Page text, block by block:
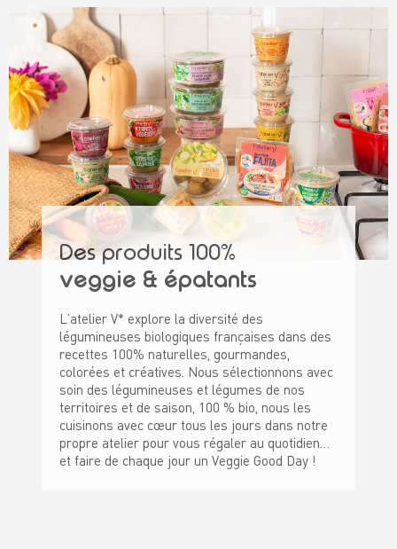
Des produits 100%
veggie & épatants
L’atelier V* explore la diversité des
légumineuses biologiques françaises dans des
recettes 100% naturelles, gourmandes,
colorées et créatives. Nous sélectionnons avec
soin des légumineuses et légumes de nos
territoires et de saison, 100 % bio, nous les
cuisinons avec cœur tous les jours dans notre
propre atelier pour vous régaler au quotidien…
et faire de chaque jour un Veggie Good Day !